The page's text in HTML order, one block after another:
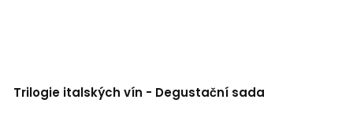
Trilogie italských vín - Degustační sada